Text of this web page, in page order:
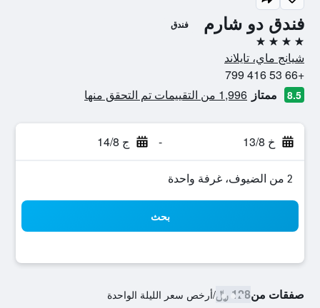
فندق دو شارم فندق
4 نجوم
شيانج ماي، تايلاند
+66 53 416 799
8.5 ممتاز 1,996 من التقييمات تم التحقق منها
خ 13/8 - ج 14/8
2 من الضيوف، غرفة واحدة
بحث
صفقات من128 ﷼ /أرخص سعر الليلة الواحدة